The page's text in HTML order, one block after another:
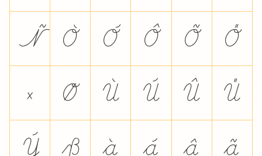
Ñ
Ò Ó Ô Õ
Ö
×
Ø Ù Ú Û
Ü
Ý
ß à á â ã